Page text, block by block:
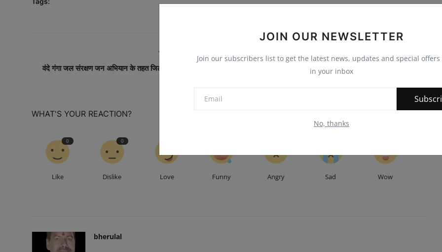
JOIN OUR NEWSLETTER
Join our subscribers list to get the latest news, updates and special
in your inbox
No, thanks
वंदे गंगा जल संरक्षण जन अभियान के तहत जिला कारागार में लगाए परिंडे
सेवानिवृत्ति के बाद समाजसेवा का संकल्प
WHAT'S YOUR REACTION?
0
Like
0
Dislike Love Funny Angry Sad Wow
bherulal